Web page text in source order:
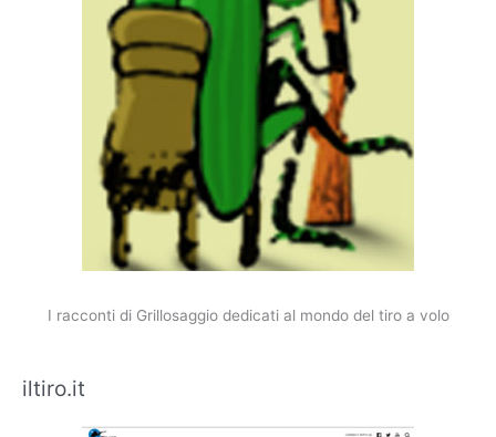
I racconti di Grillosaggio dedicati al mondo del tiro a volo
iltiro.it